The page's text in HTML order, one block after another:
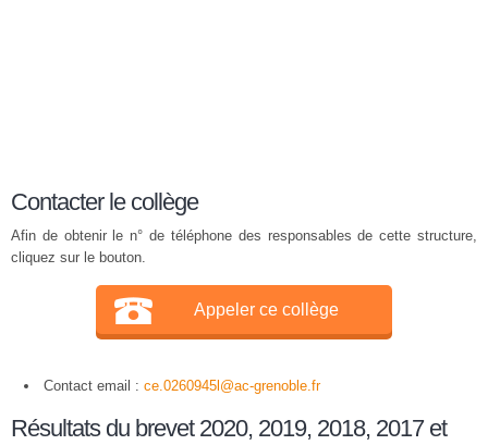
Contacter le collège
Afin de obtenir le n° de téléphone des responsables de cette structure,
cliquez sur le bouton.
Appeler ce collège
Contact email : ce.0260945l@ac-grenoble.fr
Résultats du brevet 2020, 2019, 2018, 2017 et